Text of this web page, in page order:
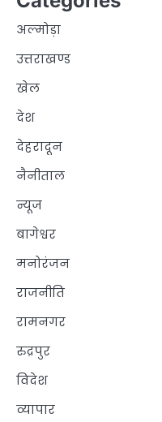
अल्मोड़ा
उत्तराखण्ड
खेल
देश
देहरादून
नैनीताल
न्यूज
बागेश्वर
मनोरंजन
राजनीति
रामनगर
रुद्रपुर
विदेश
व्यापार